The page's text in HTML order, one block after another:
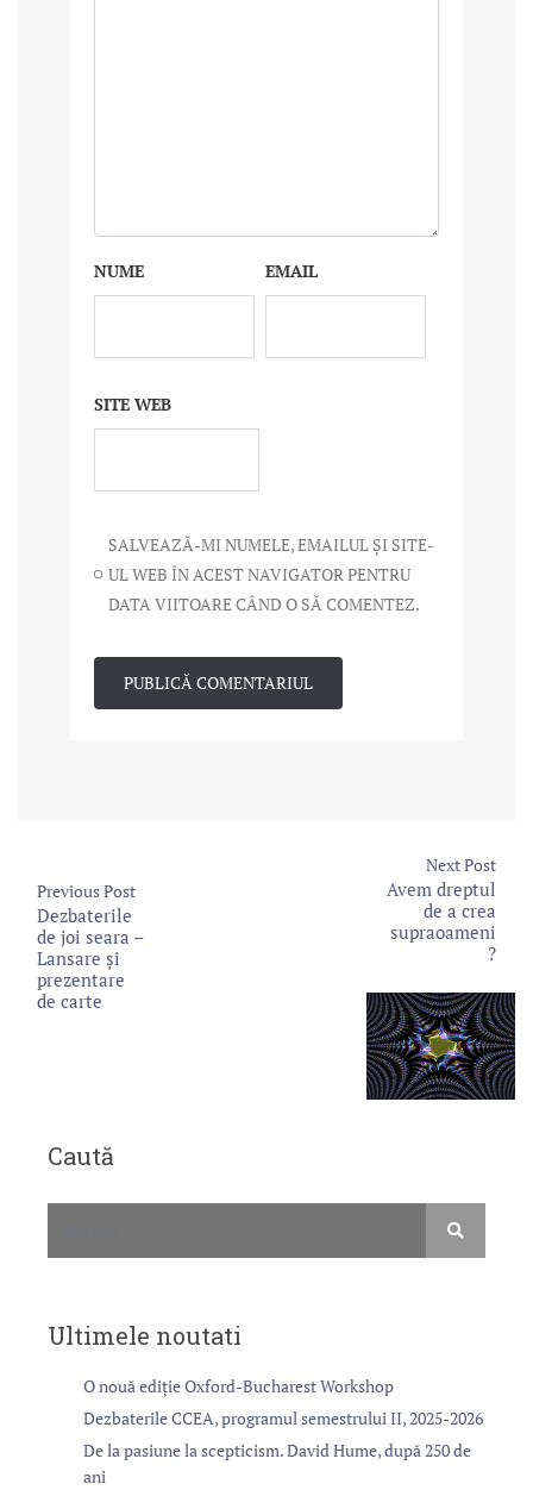
NUME EMAIL
SITE WEB
SALVEAZĂ-MI NUMELE, EMAILUL ȘI SITE-
UL WEB ÎN ACEST NAVIGATOR PENTRU
DATA VIITOARE CÂND O SĂ COMENTEZ.
Previous Post
Dezbaterile
de joi seara –
Lansare și
prezentare
de carte
Next Post
Avem dreptul
de a crea
supraoameni
?
Caută
Ultimele noutati
O nouă ediție Oxford-Bucharest Workshop
Dezbaterile CCEA, programul semestrului II, 2025-2026
De la pasiune la scepticism. David Hume, după 250 de
ani